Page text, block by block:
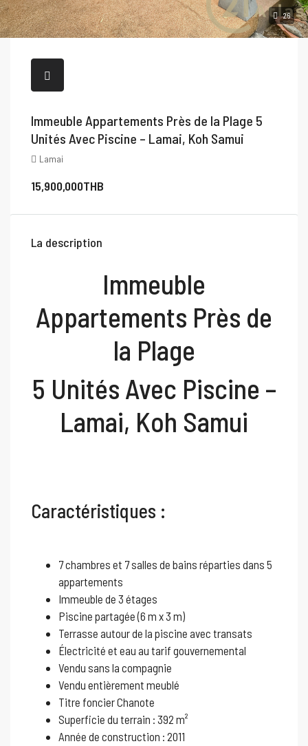
26
Immeuble Appartements Près de la Plage 5
Unités Avec Piscine – Lamai, Koh Samui
Lamai
15,900,000THB
La description
Immeuble
Appartements Près de
la Plage
5 Unités Avec Piscine –
Lamai, Koh Samui
Caractéristiques :
7 chambres et 7 salles de bains réparties dans 5
appartements
Immeuble de 3 étages
Piscine partagée (6 m x 3 m)
Terrasse autour de la piscine avec transats
Électricité et eau au tarif gouvernemental
Vendu sans la compagnie
Vendu entièrement meublé
Titre foncier Chanote
Superficie du terrain : 392 m²
Année de construction : 2011